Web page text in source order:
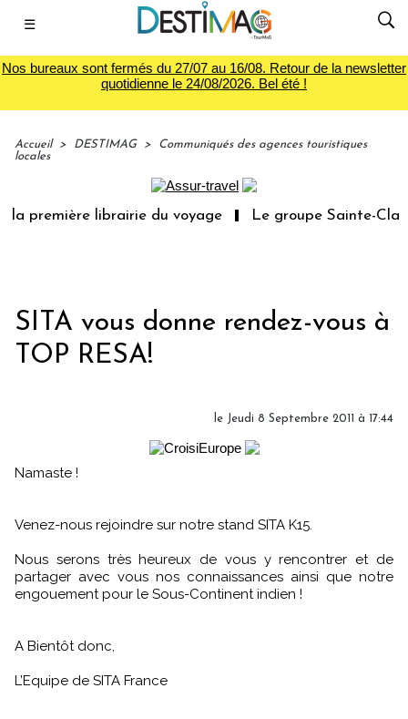
☰
Nos bureaux sont fermés du 27/07 au 16/08. Retour de la newsletter
quotidienne le 24/08/2026. Bel été !
Accueil > DESTIMAG >
Communiqués des agences touristiques
locales
première librairie du voyage Le groupe Sainte-Claire
SITA vous donne rendez-vous à
TOP RESA!
le Jeudi 8 Septembre 2011 à 17:44
Namaste !
Venez-nous rejoindre sur notre stand SITA K15.
Nous serons très heureux de vous y rencontrer et de
partager avec vous nos connaissances ainsi que notre
engouement pour le Sous-Continent indien !
A Bientôt donc,
L’Equipe de SITA France